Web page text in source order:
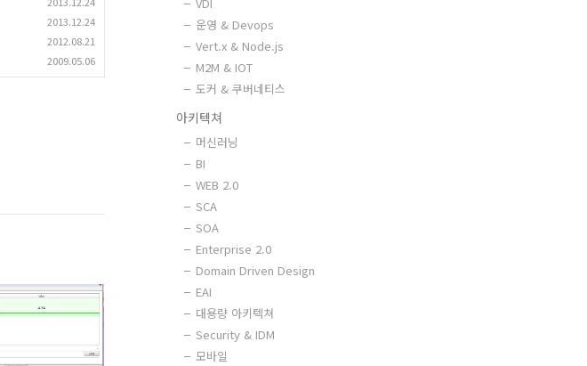
2013.12.24
2012.08.21
2009.05.06
운영 & Devops
Vert.x & Node.js
M2M & IOT
도커 & 쿠버네티스
아키텍쳐
머신러닝
BI
WEB 2.0
SCA
SOA
Enterprise 2.0
Domain Driven Design
EAI
대용량 아키텍쳐
Security & IDM
모바일